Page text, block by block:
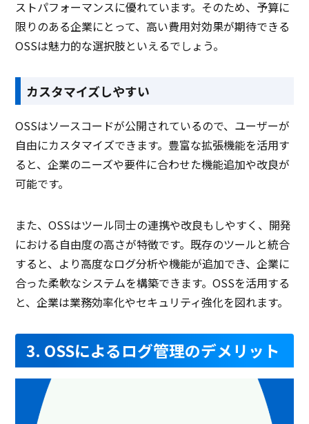
ストパフォーマンスに優れています。そのため、予算に
限りのある企業にとって、高い費用対効果が期待できる
OSSは魅力的な選択肢といえるでしょう。
カスタマイズしやすい
OSSはソースコードが公開されているので、ユーザーが
自由にカスタマイズできます。豊富な拡張機能を活用す
ると、企業のニーズや要件に合わせた機能追加や改良が
可能です。
また、OSSはツール同士の連携や改良もしやすく、開発
における自由度の高さが特徴です。既存のツールと統合
すると、より高度なログ分析や機能が追加でき、企業に
合った柔軟なシステムを構築できます。OSSを活用する
と、企業は業務効率化やセキュリティ強化を図れます。
3. OSSによるログ管理のデメリット